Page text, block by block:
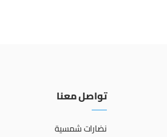
تواصل معنا
نضارات شمسية